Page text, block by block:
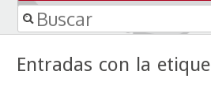
Ir al contenido
Buscar
Entradas con la